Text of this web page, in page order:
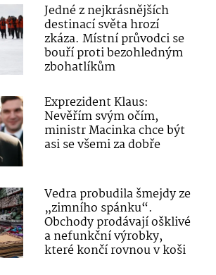
Jedné z nejkrásnějších
destinací světa hrozí
zkáza. Místní průvodci se
bouří proti bezohledným
zbohatlíkům
Exprezident Klaus:
Nevěřím svým očím,
ministr Macinka chce být
asi se všemi za dobře
Vedra probudila šmejdy ze
„zimního spánku“.
Obchody prodávají ošklivé
a nefunkční výrobky,
které končí rovnou v koši